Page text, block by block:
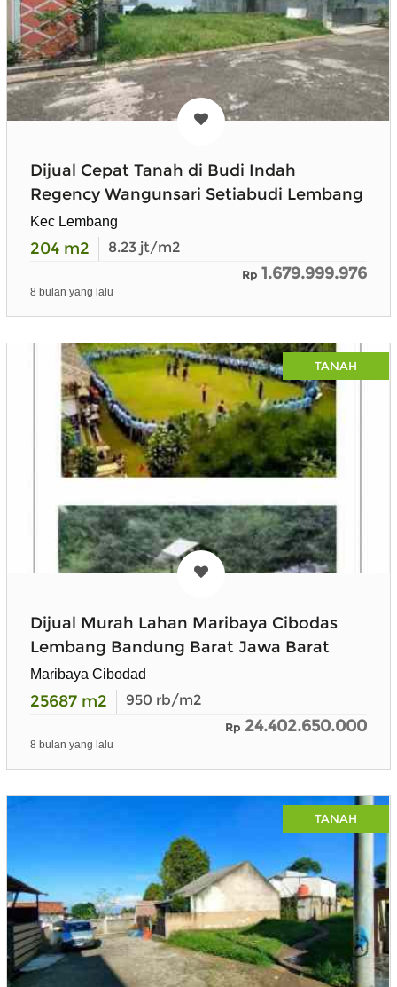
Dijual Cepat Tanah di Budi Indah
Regency Wangunsari Setiabudi Lembang
Kec Lembang
204 m2 8.23 jt/m2
Rp 1.679.999.976
8 bulan yang lalu
TANAH
Dijual Murah Lahan Maribaya Cibodas
Lembang Bandung Barat Jawa Barat
Maribaya Cibodad
25687 m2 950 rb/m2
Rp 24.402.650.000
8 bulan yang lalu
TANAH